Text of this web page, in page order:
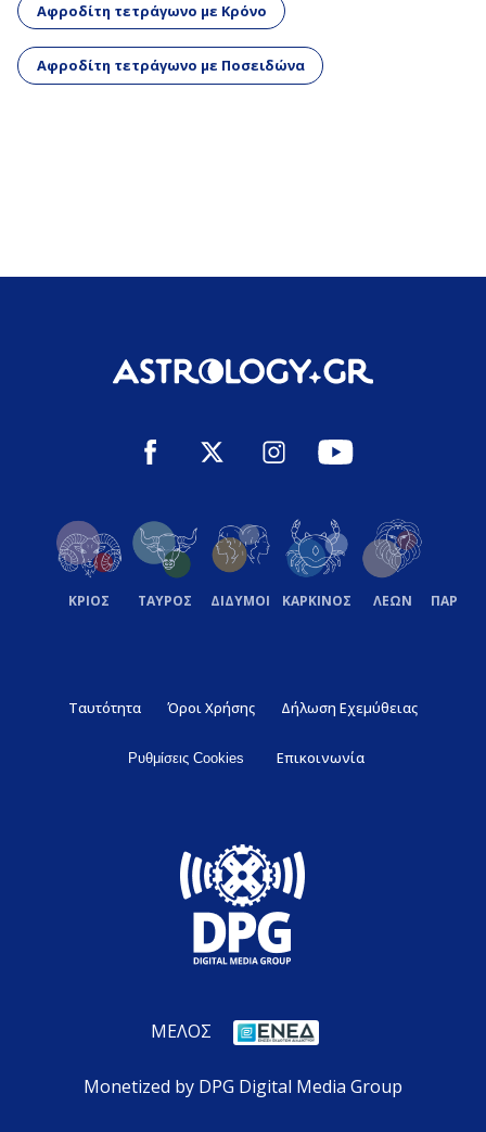
Αφροδίτη τετράγωνο με Κρόνο
Αφροδίτη τετράγωνο με Ποσειδώνα
ΚΡΙΟΣ ΤΑΥΡΟΣ ΔΙΔΥΜΟΙ ΚΑΡΚΙΝΟΣ ΛΕΩΝ
Ταυτότητα Όροι Χρήσης Δήλωση Εχεμύθειας
Ρυθμίσεις Cookies Επικοινωνία
ΜΕΛΟΣ
Monetized by DPG Digital Media Group